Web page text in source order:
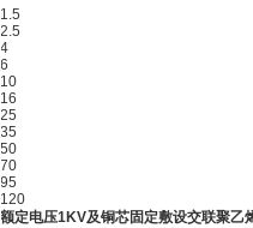
1.5
2.5
4
6
10
16
25
35
50
70
95
120
额定电压1KV及铜芯固定敷设交联聚